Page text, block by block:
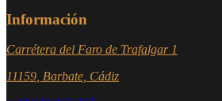
Información
Carrétera del Faro de Trafalgar 1
11159, Barbate, Cádiz